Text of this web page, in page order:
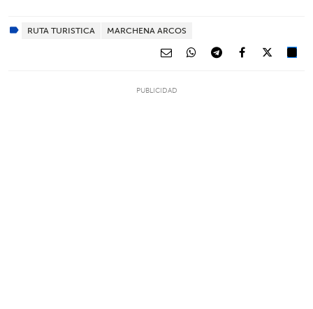
RUTA TURISTICA MARCHENA ARCOS